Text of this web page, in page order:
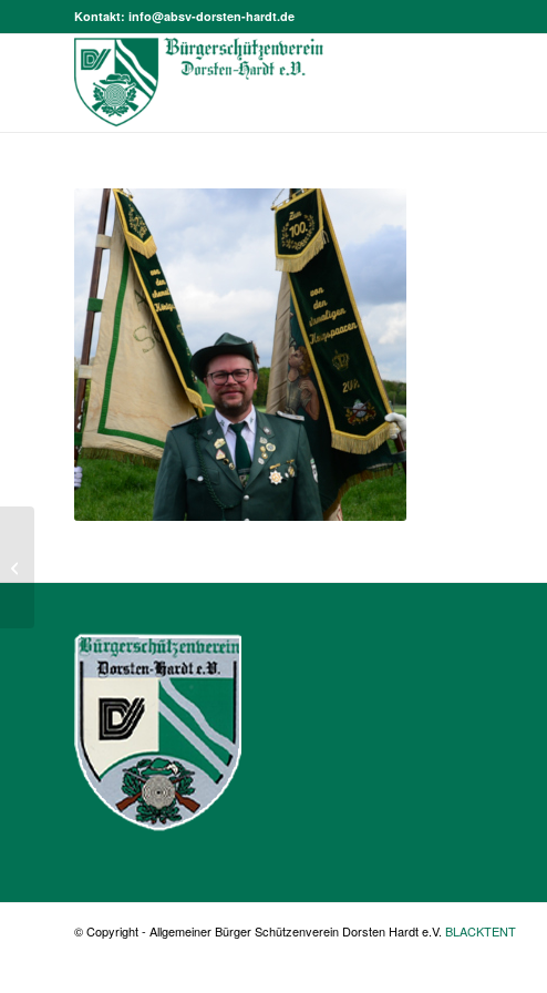
Kontakt: info@absv-dorsten-hardt.de
© Copyright - Allgemeiner Bürger Schützenverein Dorsten Hardt e.V. BLACKTENT